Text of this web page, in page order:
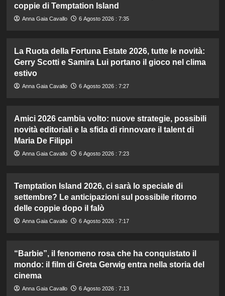
coppie di Temptation Island
Anna Gaia Cavallo 6 Agosto 2026 : 7:35
La Ruota della Fortuna Estate 2026, tutte le novità:
Gerry Scotti e Samira Lui portano il gioco nel clima
estivo
Anna Gaia Cavallo 6 Agosto 2026 : 7:27
Amici 2026 cambia volto: nuove strategie, possibili
novità editoriali e la sfida di rinnovare il talent di
Maria De Filippi
Anna Gaia Cavallo 6 Agosto 2026 : 7:23
Temptation Island 2026, ci sarà lo speciale di
settembre? Le anticipazioni sul possibile ritorno
delle coppie dopo il falò
Anna Gaia Cavallo 6 Agosto 2026 : 7:17
“Barbie”, il fenomeno rosa che ha conquistato il
mondo: il film di Greta Gerwig entra nella storia del
cinema
Anna Gaia Cavallo 6 Agosto 2026 : 7:13